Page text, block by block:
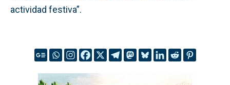
actividad festiva”.